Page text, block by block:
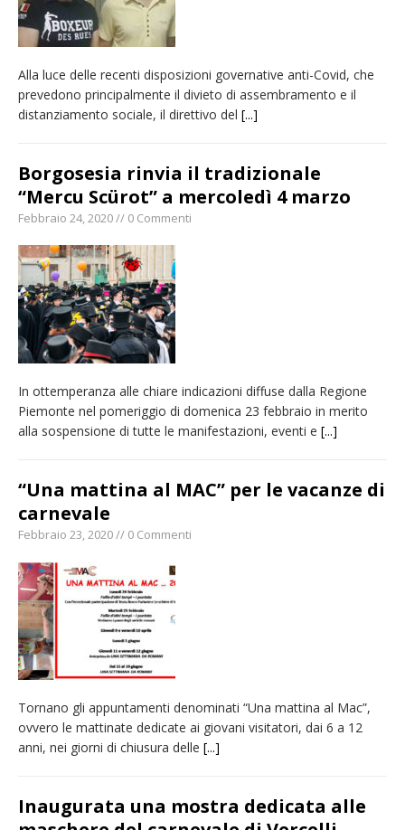
Alla luce delle recenti disposizioni governative anti-Covid, che
prevedono principalmente il divieto di assembramento e il
distanziamento sociale, il direttivo del [...]
Borgosesia rinvia il tradizionale
“Mercu Scürot” a mercoledì 4 marzo
Febbraio 24, 2020 // 0 Commenti
In ottemperanza alle chiare indicazioni diffuse dalla Regione
Piemonte nel pomeriggio di domenica 23 febbraio in merito
alla sospensione di tutte le manifestazioni, eventi e [...]
“Una mattina al MAC” per le vacanze di
carnevale
Febbraio 23, 2020 // 0 Commenti
Tornano gli appuntamenti denominati “Una mattina al Mac”,
ovvero le mattinate dedicate ai giovani visitatori, dai 6 a 12
anni, nei giorni di chiusura delle [...]
Inaugurata una mostra dedicata alle